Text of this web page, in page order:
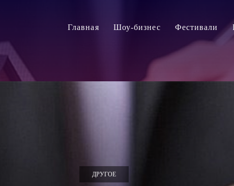
Главная Шоу-бизнес Фестивали
ДРУГОЕ